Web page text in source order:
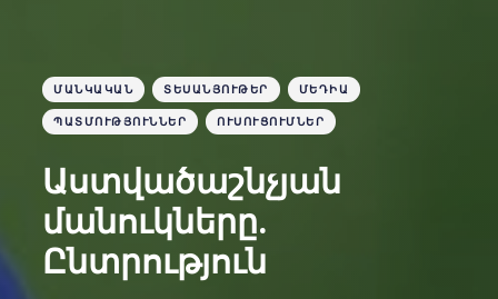
ՄԱՆԿԱԿԱՆ ՏԵՍԱՆՅՈՒԹԵՐ ՄԵԴԻԱ
ՊԱՏՄՈՒԹՅՈՒՆՆԵՐ ՈՒՍՈՒՑՈՒՄՆԵՐ
Աստվածաշնչյան
մանուկները.
Ընտրություն